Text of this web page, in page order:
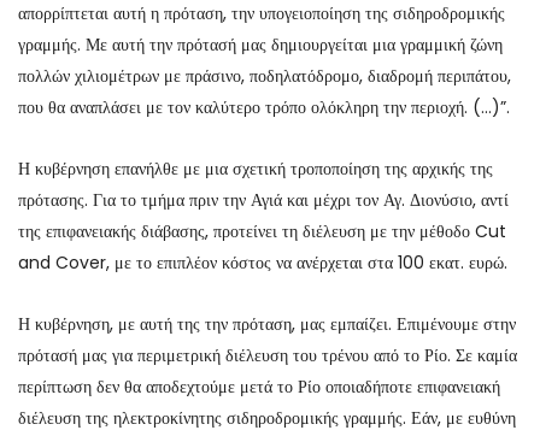
απορρίπτεται αυτή η πρόταση, την υπογειοποίηση της σιδηροδρομικής
γραμμής. Με αυτή την πρότασή μας δημιουργείται μια γραμμική ζώνη
πολλών χιλιομέτρων με πράσινο, ποδηλατόδρομο, διαδρομή περιπάτου,
που θα αναπλάσει με τον καλύτερο τρόπο ολόκληρη την περιοχή. (…)”.
Η κυβέρνηση επανήλθε με μια σχετική τροποποίηση της αρχικής της
πρότασης. Για το τμήμα πριν την Αγιά και μέχρι τον Αγ. Διονύσιο, αντί
της επιφανειακής διάβασης, προτείνει τη διέλευση με την μέθοδο Cut
and Cover, με το επιπλέον κόστος να ανέρχεται στα 100 εκατ. ευρώ.
Η κυβέρνηση, με αυτή της την πρόταση, μας εμπαίζει. Επιμένουμε στην
πρότασή μας για περιμετρική διέλευση του τρένου από το Ρίο. Σε καμία
περίπτωση δεν θα αποδεχτούμε μετά το Ρίο οποιαδήποτε επιφανειακή
διέλευση της ηλεκτροκίνητης σιδηροδρομικής γραμμής. Εάν, με ευθύνη